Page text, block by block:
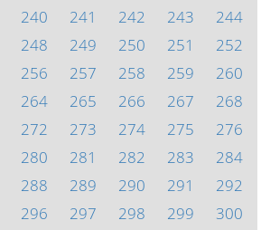
240 241 242 243
244
248 249 250 251
252
256 257 258 259
260
264 265 266 267
268
272 273 274 275
276
280 281 282 283
284
288 289 290 291
292
296 297 298 299
300